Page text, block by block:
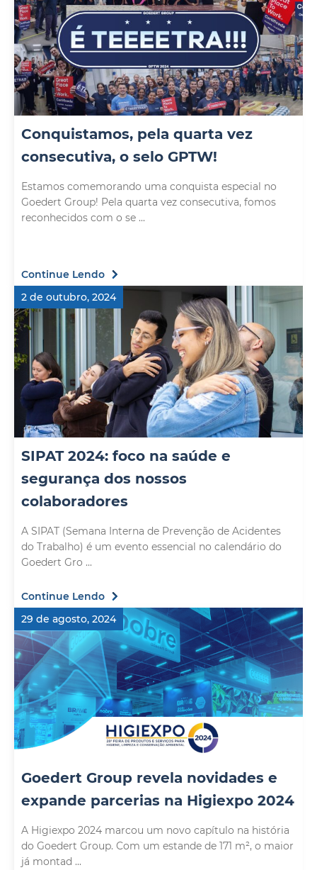
Conquistamos, pela quarta vez
consecutiva, o selo GPTW!
Estamos comemorando uma conquista especial no
Goedert Group! Pela quarta vez consecutiva, fomos
reconhecidos com o se ...
Continue Lendo
2 de outubro, 2024
SIPAT 2024: foco na saúde e
segurança dos nossos
colaboradores
A SIPAT (Semana Interna de Prevenção de Acidentes
do Trabalho) é um evento essencial no calendário do
Goedert Gro ...
Continue Lendo
29 de agosto, 2024
Goedert Group revela novidades e
expande parcerias na Higiexpo 2024
A Higiexpo 2024 marcou um novo capítulo na história
do Goedert Group. Com um estande de 171 m², o maior
já montad ...